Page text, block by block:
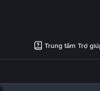
Trung tâm Trợ